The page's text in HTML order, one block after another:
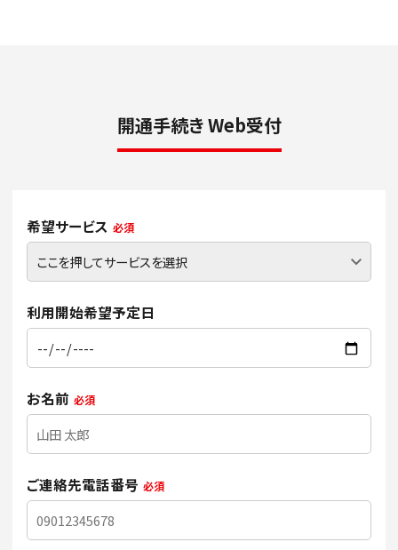
開通手続き Web受付
希望サービス 必須
利用開始希望予定日
お名前 必須
ご連絡先電話番号 必須